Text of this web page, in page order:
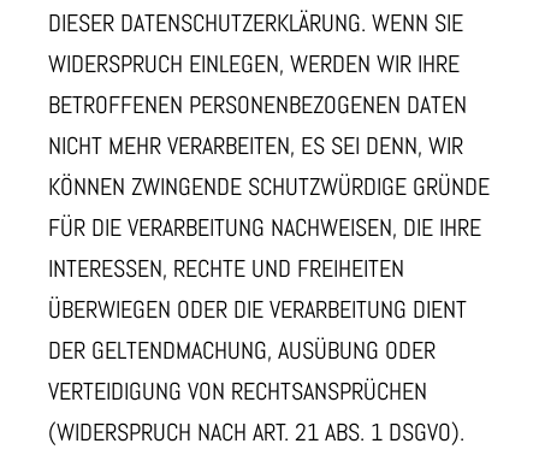
DIESER DATENSCHUTZERKLÄRUNG. WENN SIE
WIDERSPRUCH EINLEGEN, WERDEN WIR IHRE
BETROFFENEN PERSONENBEZOGENEN DATEN
NICHT MEHR VERARBEITEN, ES SEI DENN, WIR
KÖNNEN ZWINGENDE SCHUTZWÜRDIGE GRÜNDE
FÜR DIE VERARBEITUNG NACHWEISEN, DIE IHRE
INTERESSEN, RECHTE UND FREIHEITEN
ÜBERWIEGEN ODER DIE VERARBEITUNG DIENT
DER GELTENDMACHUNG, AUSÜBUNG ODER
VERTEIDIGUNG VON RECHTSANSPRÜCHEN
(WIDERSPRUCH NACH ART. 21 ABS. 1 DSGVO).